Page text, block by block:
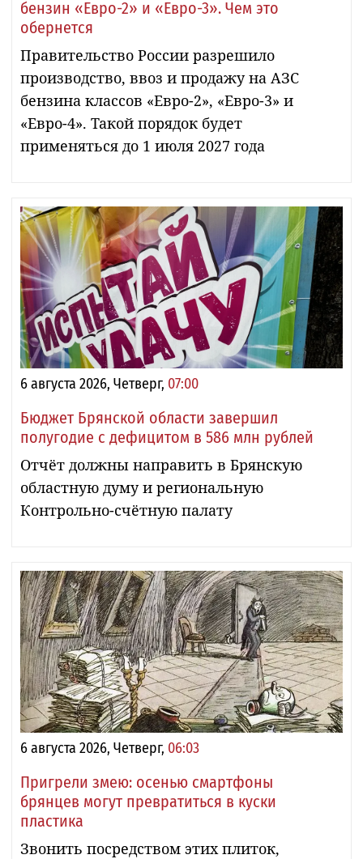
бензин «Евро-2» и «Евро-3». Чем это
обернется
Правительство России разрешило
производство, ввоз и продажу на АЗС
бензина классов «Евро-2», «Евро-3» и
«Евро-4». Такой порядок будет
применяться до 1 июля 2027 года
6 августа 2026, Четверг, 07:00
Бюджет Брянской области завершил
полугодие с дефицитом в 586 млн рублей
Отчёт должны направить в Брянскую
областную думу и региональную
Контрольно-счётную палату
6 августа 2026, Четверг, 06:03
Пригрели змею: осенью смартфоны
брянцев могут превратиться в куски
пластика
Звонить посредством этих плиток,